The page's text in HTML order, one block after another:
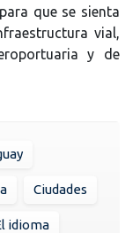
que se sienta
vial,
y de
Ciudades
idioma